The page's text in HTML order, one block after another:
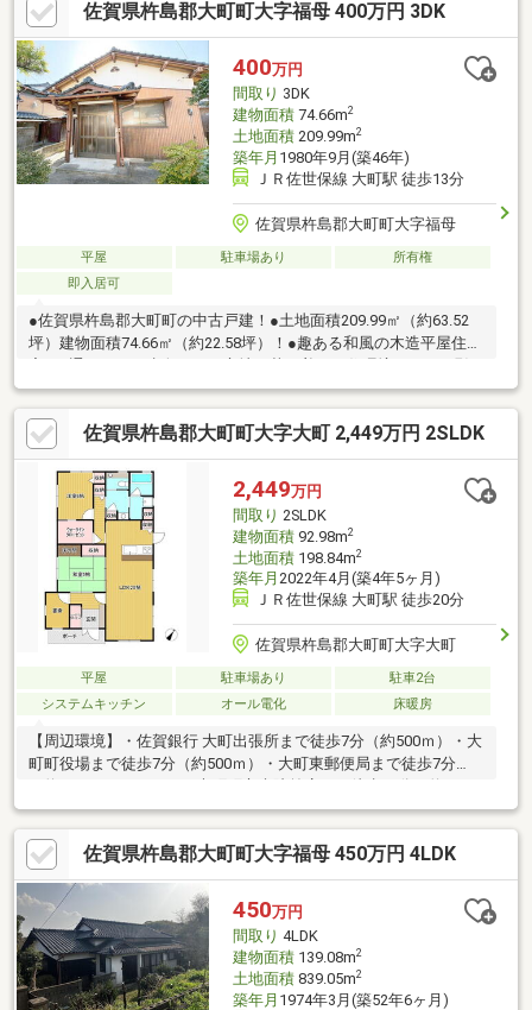
佐賀県杵島郡大町町大字福母 400万円 3DK
400万円
間取り 3DK
建物面積74.66m2
土地面積209.99m2
築年月 1980年9月(築46年)
ＪＲ佐世保線 大町駅 徒歩13分
佐賀県杵島郡大町町大字福母
平屋 駐車場あり
所有権
即入居可
●佐賀県杵島郡大町町の中古戸建！●土地面積209.99㎡（約63.52
坪）建物面積74.66㎡（約22.58坪）！●趣ある和風の木造平屋住
宅！●通りから一歩奥まった立地！落ち着いた住環境です！●現況
のままのお引渡しとなりますので、リフォームやリノベーション
にも適した物件です！●古民家風リノベーションをお考えの方に
もおすすめです！●3台以上駐車可能です！●解体についてはご相
談ください！〇ぜひお気軽にお問い合わせください！（エイチ・
マリー株式会社 TEL:092-624-0039）
佐賀県杵島郡大町町大字大町 2,449万円 2SLDK
2,449万円
間取り 2SLDK
建物面積92.98m2
土地面積198.84m2
築年月 2022年4月(築4年5ヶ月)
ＪＲ佐世保線 大町駅 徒歩20分
佐賀県杵島郡大町町大字大町
平屋 駐車場あり
駐車2台
システムキッチン
オール電化 床暖房
【周辺環境】・佐賀銀行 大町出張所まで徒歩7分（約500ｍ）・大
町町役場まで徒歩7分（約500ｍ）・大町東郵便局まで徒歩7分
ｍ）・大町保育園まで徒歩11分（約800ｍ）・ボタ山わんぱく公
園まで徒歩19分（約1、200ｍ）・スーパーセンタートライアル大
町店まで車で5分（約2.4ｋｍ）
佐賀県杵島郡大町町大字福母 450万円 4LDK
450万円
間取り 4LDK
建物面積139.08m2
土地面積839.05m2
築年月 1974年3月(築52年6ヶ月)